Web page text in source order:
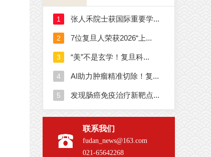
联系我们
fudan_news@163.com
021-65642268